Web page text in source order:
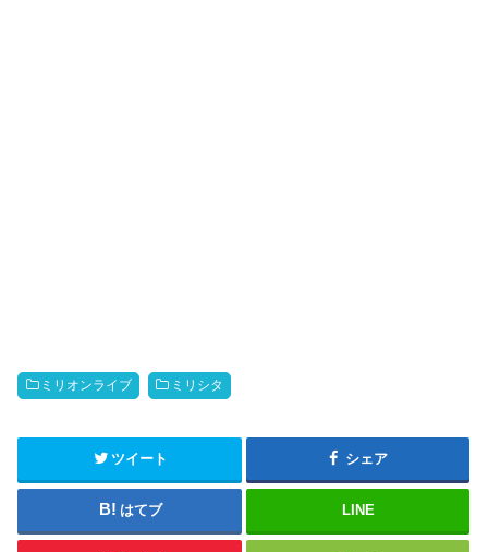
ミリオンライブ ミリシタ
ツイート シェア
はてブ LINE